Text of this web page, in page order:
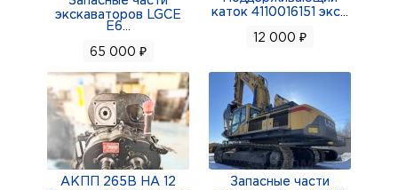
экскаваторов LGCE
E6
65 000 ₽
каток 4110016151 экс...
12 000 ₽
АКПП 265В НА 12
Запасные части